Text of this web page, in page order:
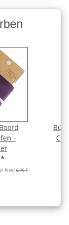
-
*
Preis:6,99 €